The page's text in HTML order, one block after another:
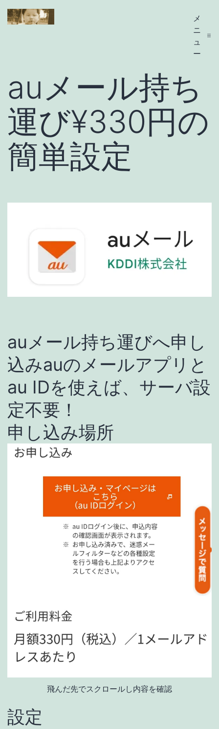
コ
ン
へ
sGG's
メ
ニ
ュ
ー
auメール持ち
運び¥330円の
簡単設定
auメール持ち運びへ申し
込みauのメールアプリと
au IDを使えば、サーバ設
定不要！
申し込み場所
飛んだ先でスクロールし内容を確認
設定